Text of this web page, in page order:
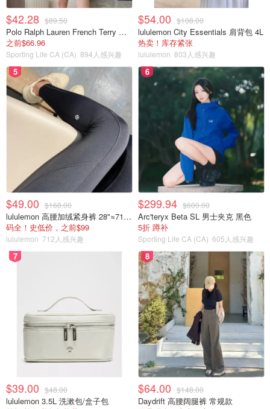
但这也正是被网友质疑的地方：
$42.28 $89.50
Polo Ralph Lauren French Terry 女童连帽卫衣 7-16码
之前$66.96
Sporting Life CA (CA) 894人感兴趣
$54.00 $108.00
lululemon City Essentials 肩背包 4L
热卖！库存紧张
lululemon 803人感兴趣
5
$49.00 $168.00
lululemon 高腰加绒紧身裤 28"≈71cm 5个口袋
码全！史低价，之前$99
lululemon 712人感兴趣
6
$299.94 $600.00
Arc'teryx Beta SL 男士夹克 黑色
5折 蹲补
Sporting Life CA (CA) 605人感兴趣
7
$39.00 $48.00
lululemon 3.5L 洗漱包/盒子包
8
$64.00 $148.00
Daydrift 高腰阔腿裤 常规款